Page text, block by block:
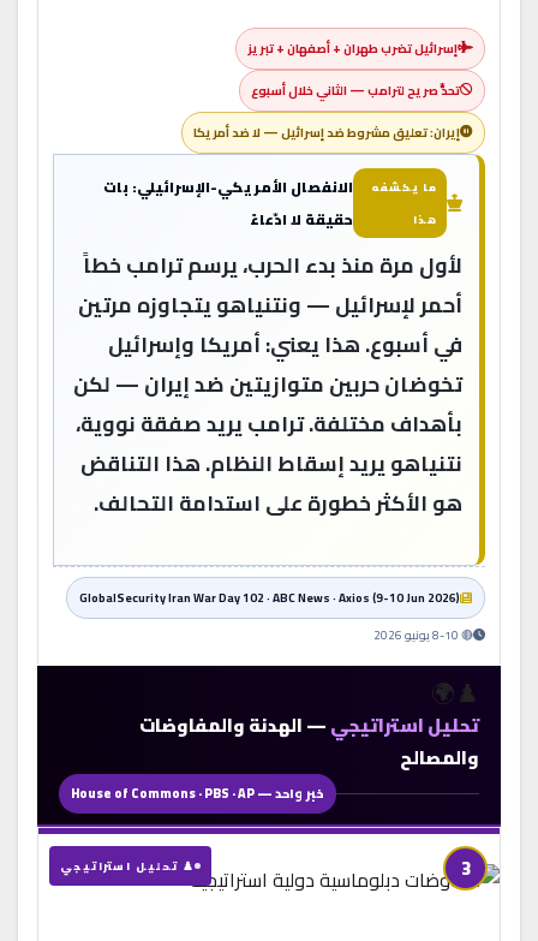
إسرائيل تضرب طهران + أصفهان + تبريز
تحدٍّ صريح لترامب — الثاني خلال أسبوع
إيران: تعليق مشروط ضد إسرائيل — لا ضد أمريكا
ما يكشفه
الانفصال الأمريكي-الإسرائيلي: بات
حقيقة لا ادّعاءً
لأول مرة منذ بدء الحرب، يرسم ترامب خطاً
أحمر لإسرائيل — ونتنياهو يتجاوزه مرتين
في أسبوع. هذا يعني: أمريكا وإسرائيل
تخوضان حربين متوازيتين ضد إيران — لكن
بأهداف مختلفة. ترامب يريد صفقة نووية،
نتنياهو يريد إسقاط النظام. هذا التناقض
هو الأكثر خطورة على استدامة التحالف.
GlobalSecurity Iran War Day 102 · ABC News · Axios (9-10 Jun 2026)
♟️🌍
تحليل استراتيجي— الهدنة والمفاوضات
والمصالح
خبر واحد — House of Commons · PBS · AP
3 ♟️ تحليل استراتيجي